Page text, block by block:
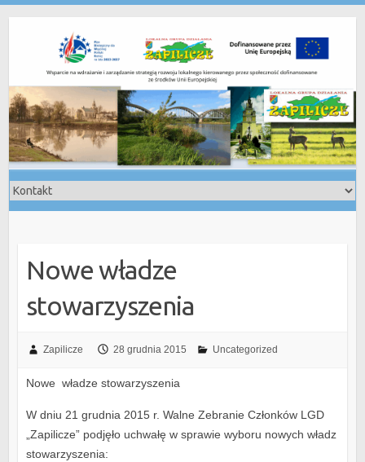
Nowe władze
stowarzyszenia
Zapilicze 28 grudnia 2015 Uncategorized
Nowe władze stowarzyszenia
W dniu 21 grudnia 2015 r. Walne Zebranie Członków LGD
„Zapilicze” podjęło uchwałę w sprawie wyboru nowych władz
stowarzyszenia: